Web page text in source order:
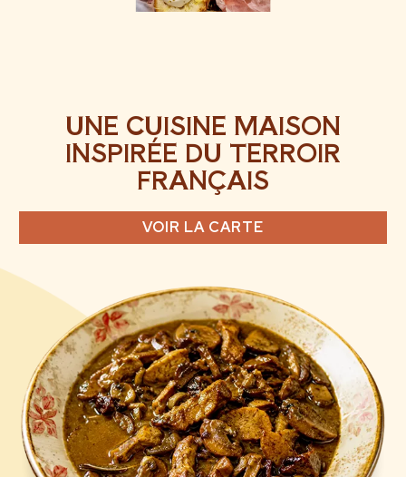
UNE CUISINE MAISON
INSPIRÉE DU TERROIR
FRANÇAIS
VOIR LA CARTE